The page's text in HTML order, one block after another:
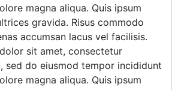
magna aliqua. Quis ipsum
gravida. Risus commodo
accumsan lacus vel facilisis.
sit amet, consectetur
sed do eiusmod tempor incididunt
magna aliqua. Quis ipsum